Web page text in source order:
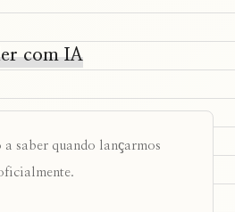
com IA
saber quando lançarmos